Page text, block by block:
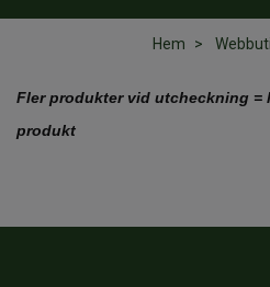
Hem
Fler produkter vid utcheckning =
produkt